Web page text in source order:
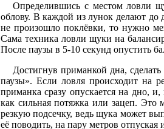
Определившись с местом ловли
облову. В каждой из лунок делают до
не произошло поклёвки, то нужно
Сама техника ловли щуки на
После паузы в 5-10 секунд опустить
Достигнув приманкой дна,
паузы». Если ловля происходит на
приманка сразу опускается на дно,
как сильная потяжка или зацеп. Это
резкую подсечку, ведь щука может
её поводить, на пару метров отпуская